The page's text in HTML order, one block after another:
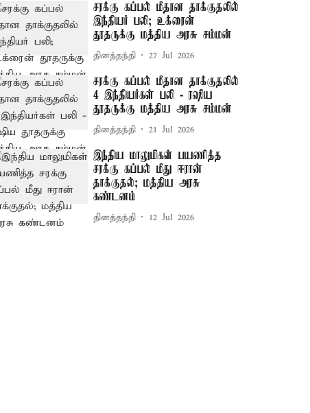
சரக்கு கப்பல் மீதான தாக்குதலில்
இந்தியர் பலி; உக்ரைன்
தூதருக்கு மத்திய அரசு சம்மன்
தினத்தந்தி 27 Jul 2026
சரக்கு கப்பல் மீதான தாக்குதலில்
4 இந்தியர்கள் பலி - ரஷிய
தூதருக்கு மத்திய அரசு சம்மன்
தினத்தந்தி 21 Jul 2026
இந்திய மாலுமிகள் பயணித்த
சரக்கு கப்பல் மீது ஈரான்
தாக்குதல்; மத்திய அரசு
கண்டனம்
தினத்தந்தி 12 Jul 2026